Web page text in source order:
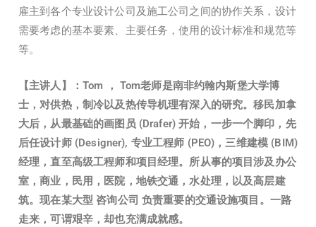
雇主到各个专业设计公司及施工公司之间的协作关系，设计
需要考虑的基本要素、主要任务，使用的设计标准和规范等
等。
【主讲人】： Tom ， Tom老师是南非约翰内斯堡大学博
士，对供热，制冷以及热传导机理有深入的研究。移民加拿
大后，从最基础的画图员 (Drafer) 开始，一步一个脚印，先
后任设计师 (Designer), 专业工程师 (PEO)，三维建模 (BIM)
经理，直至高级工程师和项目经理。所从事的项目涉及办公
室，商业，民用，医院，地铁交通，水处理，以及高层建
筑。现在某大型 咨询公司 负责重要的交通设施项目。一路
走来，可谓艰辛，却也充满成就感。